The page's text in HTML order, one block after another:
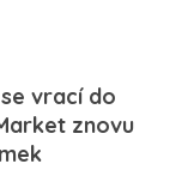
vrací do
znovu